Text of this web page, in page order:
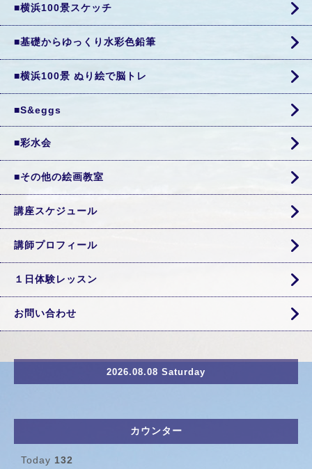
■横浜100景スケッチ
■基礎からゆっくり水彩色鉛筆
■横浜100景 ぬり絵で脳トレ
■S&eggs
■彩水会
■その他の絵画教室
講座スケジュール
講師プロフィール
１日体験レッスン
お問い合わせ
2026.08.08 Saturday
カウンター
Today 132